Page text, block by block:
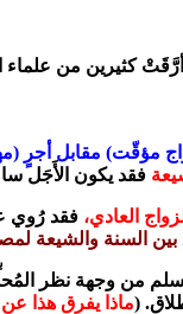
كثيرين من علماء
مؤقّت) مقابل أجرٍ
فقد يكون الأَجَل
العادي، فقد رُوي
بين السنة والشيعة
من وجهة نظر
(ماذا يفرق هذا